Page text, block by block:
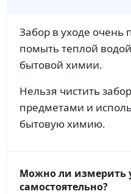
Забор в уходе очень
помыть теплой
бытовой химии.
Нельзя чистить
предметами и
бытовую химию.
Можно ли измерить
самостоятельно?